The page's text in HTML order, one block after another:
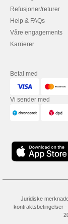
Refusjoner/returer
Help & FAQs
Våre engagements
Karrierer
Betal med
Vi sender med
Juridiske
kontraktsbetingelser-